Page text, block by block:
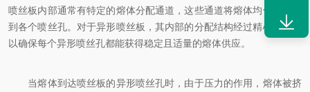
喷丝板内部通常有特定的熔体分配通道，这些通道将熔体均匀地分配
到各个喷丝孔。对于异形喷丝板，其内部的分配结构经过精心设计，
以确保每个异形喷丝孔都能获得稳定且适量的熔体供应。
当熔体到达喷丝板的异形喷丝孔时，由于压力的作用，熔体被挤